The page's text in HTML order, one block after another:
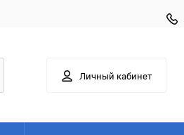
Личный кабинет